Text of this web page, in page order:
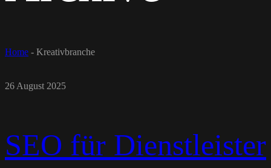
Home - Kreativbranche
26 August 2025
SEO für Dienstleister